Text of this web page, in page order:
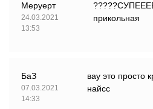
Меруерт
24.03.2021
13:53
прикольная
БаЗ
07.03.2021
14:33
вау это просто
найсс